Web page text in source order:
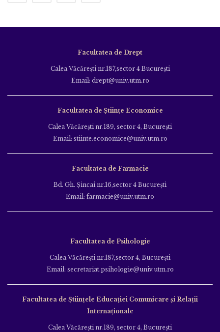
Facultatea de Drept
Calea Văcăreşti nr.187,sector 4 Bucureşti
Email: drept@univ.utm.ro
Facultatea de Științe Economice
Calea Văcăreşti nr.189, sector 4, Bucureşti
Email: stiinte.economice@univ.utm.ro
Facultatea de Farmacie
Bd. Gh. Şincai nr.16,sector 4 Bucureşti
Email: farmacie@univ.utm.ro
Facultatea de Psihologie
Calea Văcăreşti nr.187,sector 4, Bucureşti
Email: secretariat.psihologie@univ.utm.ro
Facultatea de Ştiinţele Educației Comunicare și Relații
Internaționale
Calea Văcăreşti nr.189, sector 4, Bucureşti